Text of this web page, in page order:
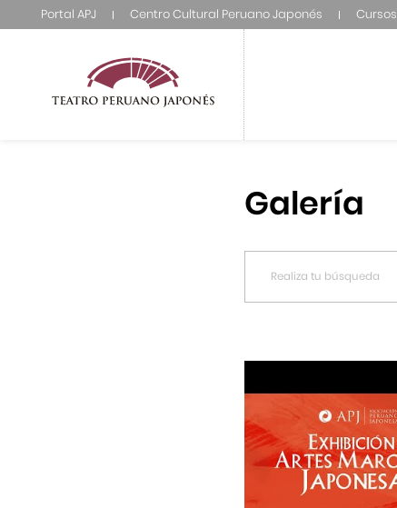
Portal APJ Centro Cultural Peruano Japonés Cursos
Galería